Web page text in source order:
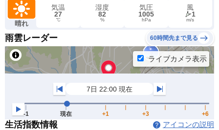
晴れ
気温
27
℃
湿度
82
%
気圧
1005
hPa
風
1
m/s
雨雲レーダー 60時間先まで見る
生活指数情報 アイコンの説明